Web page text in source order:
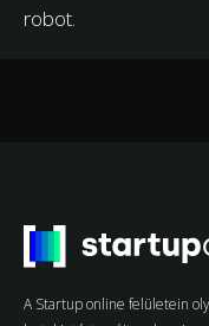
robot.
A Startup online felületein